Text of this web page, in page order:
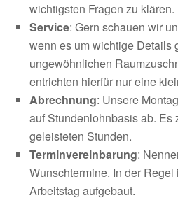
wichtigsten Fragen zu klären.
Service: Gern schauen wir
wenn es um wichtige Details
ungewöhnlichen
entrichten hierfür nur eine
Abrechnung: Unsere
auf Stundenlohnbasis ab. Es
geleisteten Stunden.
Terminvereinbarung:
Wunschtermine. In der
Arbeitstag aufgebaut.